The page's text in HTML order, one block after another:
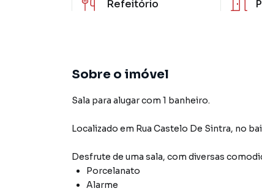
Refeitório
Sobre o imóvel
Sala para alugar com 1 banheiro.
Localizado em Rua Castelo De Sintra, no
Desfrute de uma sala, com diversas
Porcelanato
Alarme